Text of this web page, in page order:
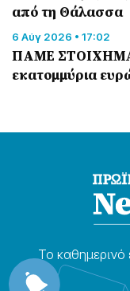
από τη Θάλασσα
6 Αύγ 2026 • 17:02
ΠΑΜΕ
εκατομμύρια
Το καθημερɩνό